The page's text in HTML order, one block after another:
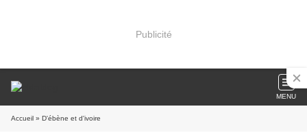
Publicité
MENU
Accueil » D'ébène et d'ivoire